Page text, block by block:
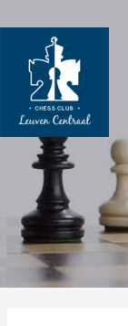
naar
inhoud